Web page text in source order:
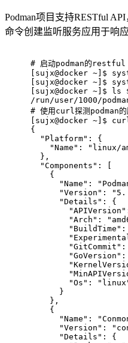
Podman项目支持RESTful API
命令创建监听服务应用于响应
# 启动podman的restful
[sujx@docker ~]$
[sujx@docker ~]$
[sujx@docker ~]$ ls
/run/user/1000/
# 使用curl探测podman的
[sujx@docker ~]$
{
  "Platform": {
"Name": "linux/
  },
  "Components": [
    {
"Name":
"Version": "5.
      "Details": {
"Arch":
"GitCommit":
"Os":
      }
    },
    {
"Name":
"Version":
      "Details": {